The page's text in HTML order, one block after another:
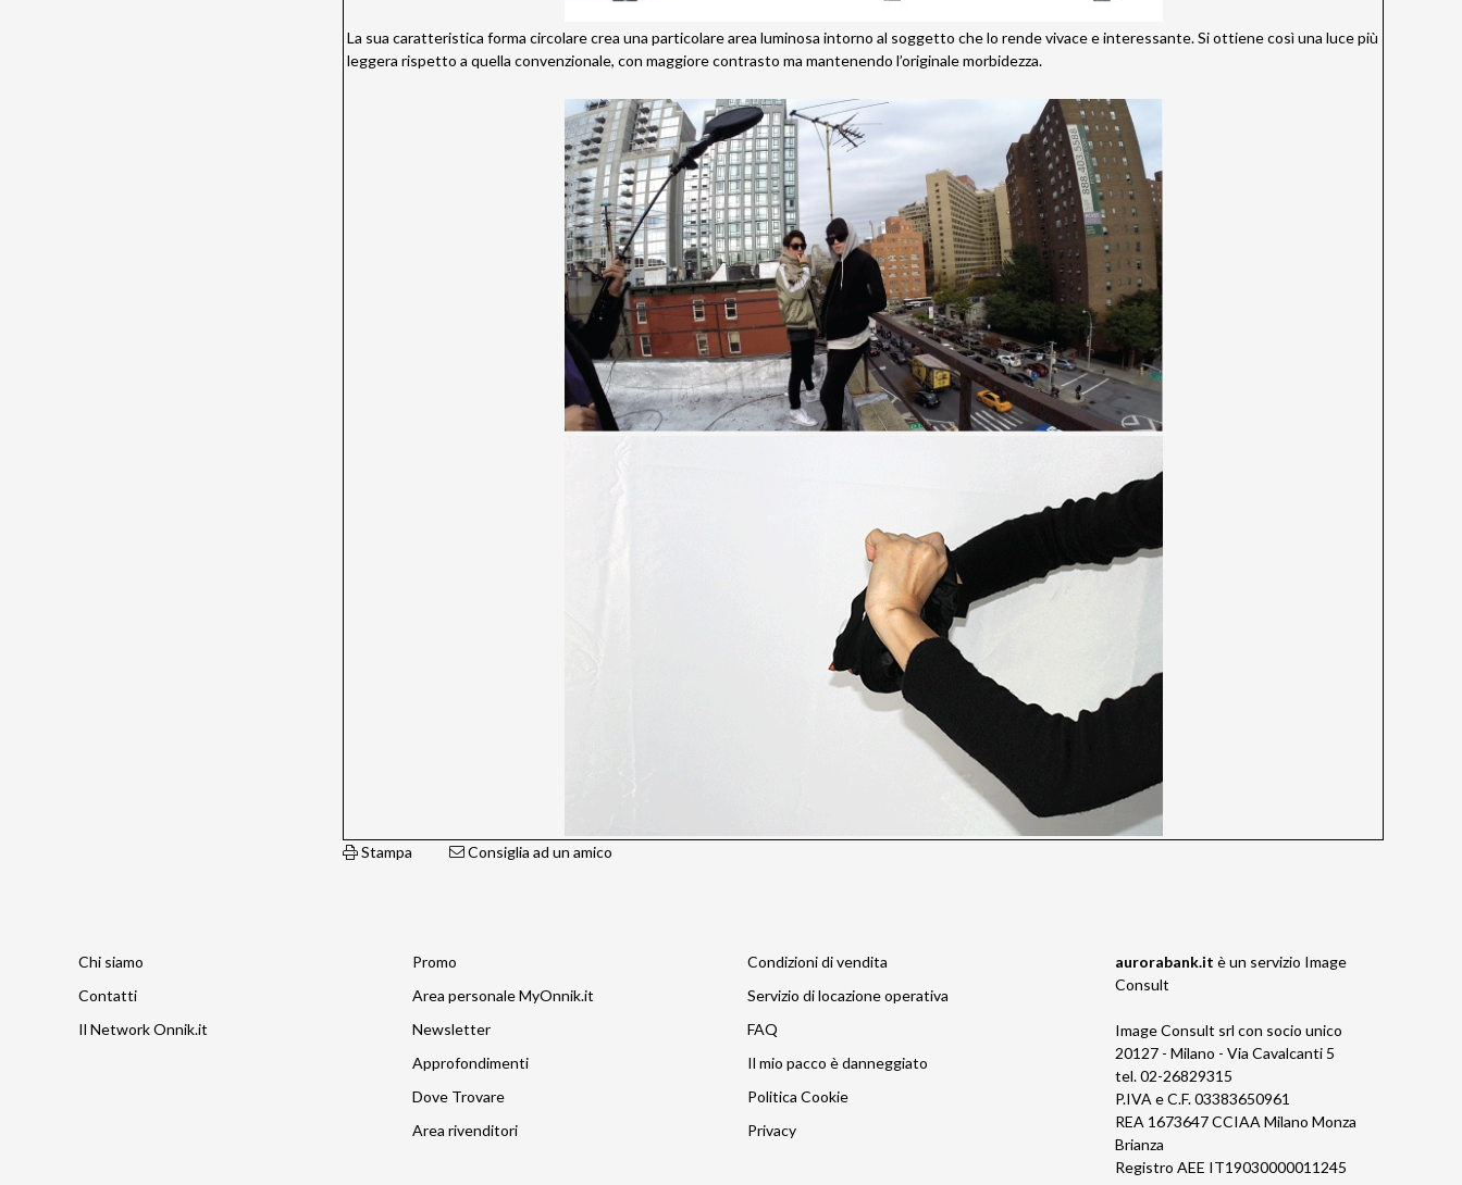
La sua caratteristica forma circolare crea una particolare area luminosa intorno al soggetto che lo rende vivace e interessante. Si ottiene così una luce più
leggera rispetto a quella convenzionale, con maggiore contrasto ma mantenendo l’originale morbidezza.
Stampa Consiglia ad un amico
Chi siamo
Contatti
Il Network Onnik.it
Promo
Area personale MyOnnik.it
Newsletter
Approfondimenti
Dove Trovare
Area rivenditori
Condizioni di vendita
Servizio di locazione operativa
FAQ
Il mio pacco è danneggiato
Politica Cookie
Privacy
aurorabank.it è un servizio Image
Consult
Image Consult srl con socio unico
20127 - Milano - Via Cavalcanti 5
tel. 02-26829315
P.IVA e C.F. 03383650961
REA 1673647 CCIAA Milano Monza
Brianza
Registro AEE IT19030000011245